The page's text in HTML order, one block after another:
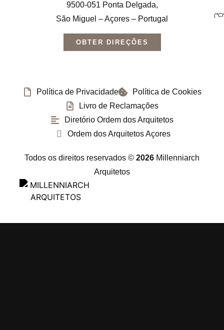
9500-051 Ponta Delgada,
São Miguel – Açores – Portugal
OBTER DIREÇÕES
Política de Privacidade
Política de Cookies
Livro de Reclamações
Diretório Ordem dos Arquitetos
Ordem dos Arquitetos Açores
Todos os direitos reservados © 2026 Millenniarch
Arquitetos